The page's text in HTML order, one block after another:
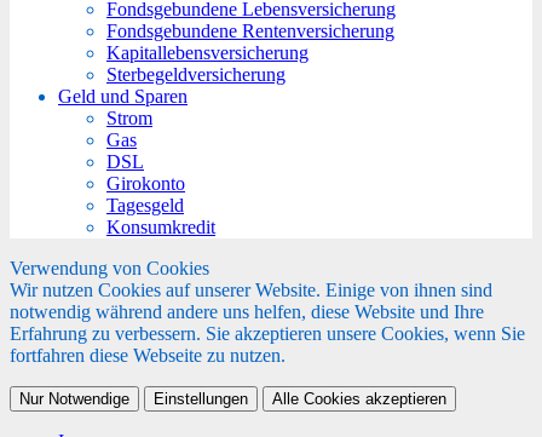
Fondsgebundene Lebensversicherung
Fondsgebundene Rentenversicherung
Kapitallebensversicherung
Sterbegeldversicherung
Geld und Sparen
Strom
Gas
DSL
Girokonto
Tagesgeld
Konsumkredit
Verwendung von Cookies
Wir nutzen Cookies auf unserer Website. Einige von ihnen sind
notwendig während andere uns helfen, diese Website und Ihre
Erfahrung zu verbessern. Sie akzeptieren unsere Cookies, wenn Sie
fortfahren diese Webseite zu nutzen.
Nur Notwendige Einstellungen Alle Cookies akzeptieren